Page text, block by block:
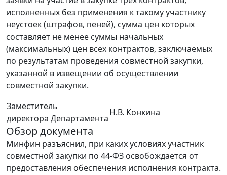
исполненных без применения к такому участнику
неустоек (штрафов, пеней), сумма цен которых
составляет не менее суммы начальных
(максимальных) цен всех контрактов, заключаемых
по результатам проведения совместной закупки,
указанной в извещении об осуществлении
совместной закупки.
Заместитель
директора Департамента
Н.В. Конкина
Обзор документа
Минфин разъяснил, при каких условиях участник
совместной закупки по 44-ФЗ освобождается от
предоставления обеспечения исполнения контракта.